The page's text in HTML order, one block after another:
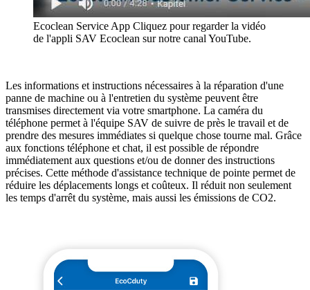
Ecoclean Service App Cliquez pour regarder la vidéo
de l'appli SAV Ecoclean sur notre canal YouTube.
Les informations et instructions nécessaires à la réparation d'une
panne de machine ou à l'entretien du système peuvent être
transmises directement via votre smartphone. La caméra du
téléphone permet à l'équipe SAV de suivre de près le travail et de
prendre des mesures immédiates si quelque chose tourne mal. Grâce
aux fonctions téléphone et chat, il est possible de répondre
immédiatement aux questions et/ou de donner des instructions
précises. Cette méthode d'assistance technique de pointe permet de
réduire les déplacements longs et coûteux. Il réduit non seulement
les temps d'arrêt du système, mais aussi les émissions de CO2.